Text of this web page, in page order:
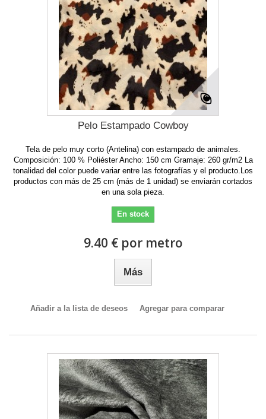
Pelo Estampado Cowboy
Tela de pelo muy corto (Antelina) con estampado de animales.
Composición: 100 % Poliéster Ancho: 150 cm Gramaje: 260 gr/m2 La
tonalidad del color puede variar entre las fotografías y el producto.Los
productos con más de 25 cm (más de 1 unidad) se enviarán cortados
en una sola pieza.
En stock
9.40 € por metro
Más
Añadir a la lista de deseos Agregar para comparar